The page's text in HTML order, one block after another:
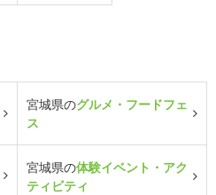
宮城県のグルメ・フードフェ
ス
宮城県の体験イベント・アク
ティビティ